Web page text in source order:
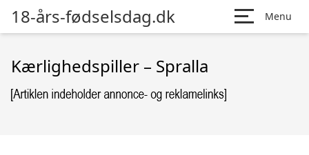
18-års-fødselsdag.dk Menu
Kærlighedspiller – Spralla